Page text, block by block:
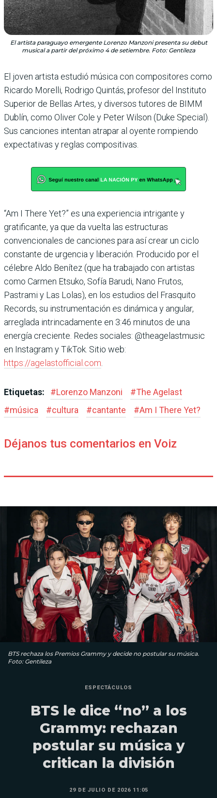
El artista paraguayo emergente Lorenzo Manzoni presenta su debut
musical a partir del próximo 4 de setiembre. Foto: Gentileza
El joven artista estudió música con compositores como
Ricardo Morelli, Rodrigo Quintás, profesor del Instituto
Superior de Bellas Artes, y diversos tutores de BIMM
Dublín, como Oliver Cole y Peter Wilson (Duke Special).
Sus canciones intentan atrapar al oyente rompiendo
expectativas y reglas compositivas.
“Am I There Yet?” es una experiencia intrigante y
gratificante, ya que da vuelta las estructuras
convencionales de canciones para así crear un ciclo
constante de urgencia y liberación. Producido por el
célebre Aldo Benítez (que ha trabajado con artistas
como Carmen Etsuko, Sofía Barudi, Nano Frutos,
Pastrami y Las Lolas), en los estudios del Frasquito
Records, su instrumentación es dinámica y angular,
arreglada intrincadamente en 3:46 minutos de una
energía creciente. Redes sociales: @theagelastmusic
en Instagram y TikTok. Sitio web:
https://agelastofficial.com
Etiquetas: #Lorenzo Manzoni #The Agelast
#música #cultura #cantante #Am I There Yet?
Déjanos tus comentarios en Voiz
BTS rechaza los Premios Grammy y decide no postular su música.
Foto: Gentileza
ESPECTÁCULOS
BTS le dice “no” a los
Grammy: rechazan
postular su música y
critican la división
29 DE JULIO DE 2026 11:05